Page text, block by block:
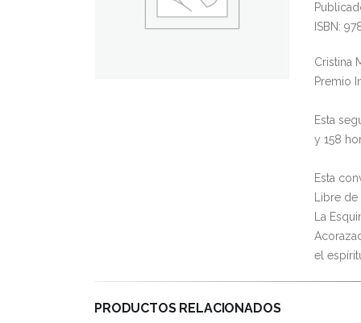
ISBN:
Cristina
Premio
Esta
y 158
Esta
Libre de
La
el
PRODUCTOS RELACIONADOS